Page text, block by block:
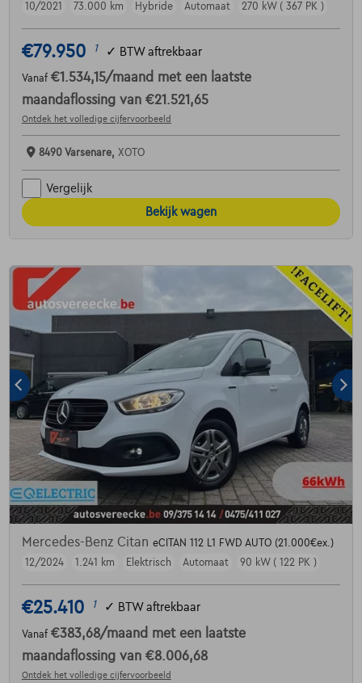
10/2021
73.000 km Hybride Automaat 270 kW ( 367 PK )
€79.950 1 ✓ BTW aftrekbaar
Vanaf €1.534,15/maand met een laatste
maandaflossing van €21.521,65
Ontdek het volledige cijfervoorbeeld
8490 Varsenare, XOTO
Vergelijk
Bekijk wagen
Mercedes-Benz Citan eCITAN 112 L1 FWD AUTO (21.000€ex.)
12/2024
1.241 km Elektrisch Automaat 90 kW ( 122 PK )
€25.410 1 ✓ BTW aftrekbaar
Vanaf €383,68/maand met een laatste
maandaflossing van €8.006,68
Ontdek het volledige cijfervoorbeeld